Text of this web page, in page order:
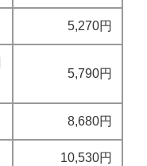
5,270円
5,790円
8,680円
10,530円